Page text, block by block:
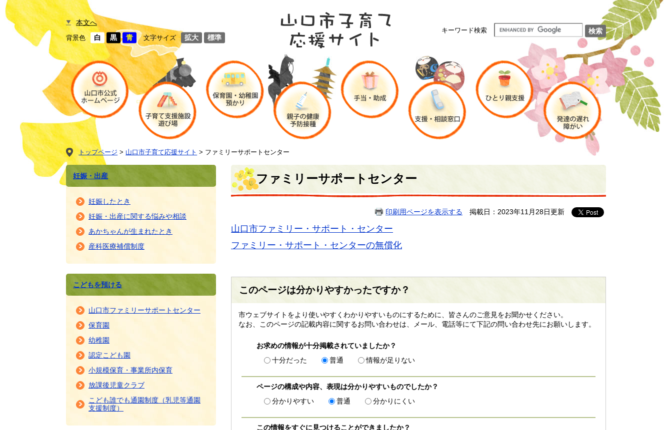
本文へ
背景色 白 黒 青 文字サイズ 拡大 標準
キーワード検索
トップページ > 山口市子育て応援サイト > ファミリーサポートセンター
妊娠・出産
妊娠したとき
妊娠・出産に関する悩みや相談
あかちゃんが生まれたとき
産科医療補償制度
こどもを預ける
山口市ファミリーサポートセンター
保育園
幼稚園
認定こども園
小規模保育・事業所内保育
放課後児童クラブ
こども誰でも通園制度（乳児等通園
支援制度）
ファミリーサポートセンター
印刷用ページを表示する 掲載日：2023年11月28日更新
山口市ファミリー・サポート・センター
ファミリー・サポート・センターの無償化
このページは分かりやすかったですか？
市ウェブサイトをより使いやすくわかりやすいものにするために、皆さんのご意見をお聞かせください。
なお、このページの記載内容に関するお問い合わせは、メール、電話等にて下記の問い合わせ先にお願いします。
お求めの情報が十分掲載されていましたか？
十分だった
普通 情報が足りない
ページの構成や内容、表現は分かりやすいものでしたか？
分かりやすい
普通 分かりにくい
この情報をすぐに見つけることができましたか？